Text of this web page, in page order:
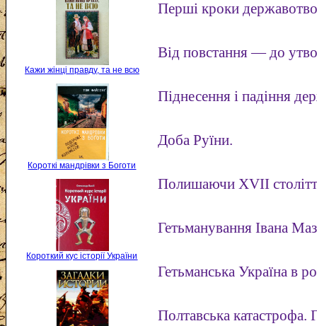
Кажи жінці правду, та не всю
Короткі мандрівки з Боготи
Короткий кус історії України
Перші кроки
Від повстання — до
Піднесення і падіння
Доба Руїни.
Полишаючи XVII
Гетьманування Івана
Гетьманська Україна в
Полтавська